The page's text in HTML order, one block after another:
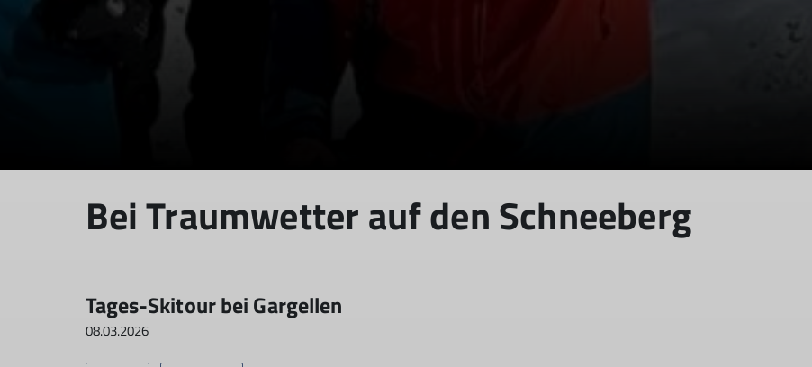
Bei Traumwetter auf den Schneeberg
Tages-Skitour bei Gargellen
08.03.2026